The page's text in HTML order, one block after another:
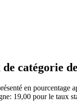
de catégorie
en pourcentage
19,00 pour le taux